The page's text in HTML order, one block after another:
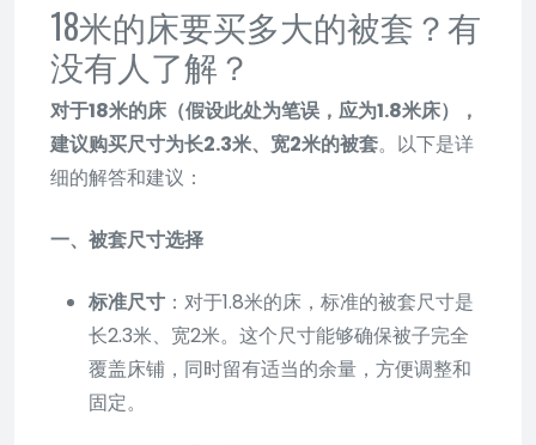
18米的床要买多大的被套？有
没有人了解？
对于18米的床（假设此处为笔误，应为1.8米床），
建议购买尺寸为长2.3米、宽2米的被套。以下是详
细的解答和建议：
一、被套尺寸选择
标准尺寸 ：对于1.8米的床，标准的被套尺寸是
长2.3米、宽2米。这个尺寸能够确保被子完全
覆盖床铺，同时留有适当的余量，方便调整和
固定。